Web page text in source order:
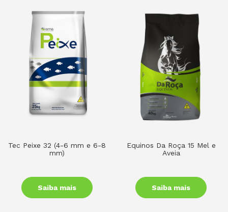
Tec Peixe 32 (4-6 mm e 6-8
mm)
Saiba mais
Equinos Da Roça 15 Mel e
Aveia
Saiba mais